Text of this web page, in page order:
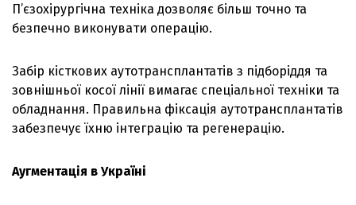
П’єзохірургічна техніка дозволяє більш точно та
безпечно виконувати операцію.
Забір кісткових аутотрансплантатів з підборіддя та
зовнішньої косої лінії вимагає спеціальної техніки та
обладнання. Правильна фіксація аутотрансплантатів
забезпечує їхню інтеграцію та регенерацію.
Аугментація в Україні